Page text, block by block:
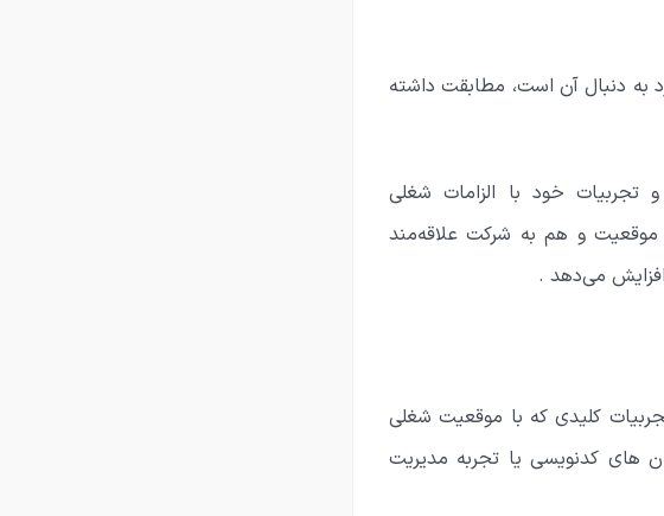
به دنبال آن است، مطابقت داشته
خود با الزامات شغلی
و هم به شرکت علاقه‌مند
می‌دهد .
کلیدی که با موقعیت شغلی
های کدنویسی یا تجربه مدیریت